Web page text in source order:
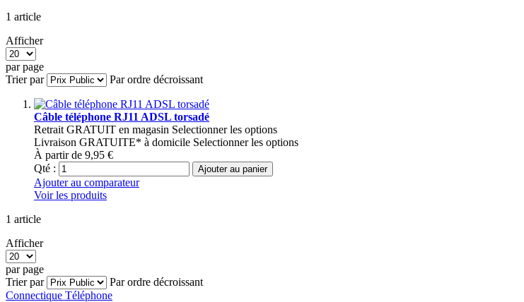
1 article
Afficher
par page
Trier par
Par ordre décroissant
Câble téléphone RJ11 ADSL torsadé
Retrait GRATUIT en magasin Selectionner les options
Livraison GRATUITE* à domicile Selectionner les options
À partir de 9,95 €
Qté :
Ajouter au panier
Ajouter au comparateur
Voir les produits
1 article
Afficher
par page
Trier par
Par ordre décroissant
Connectique Téléphone